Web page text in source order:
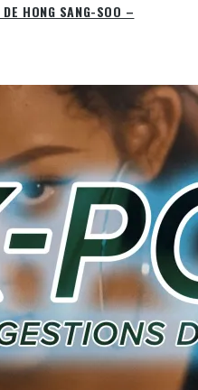
HONG SANG-SOO –